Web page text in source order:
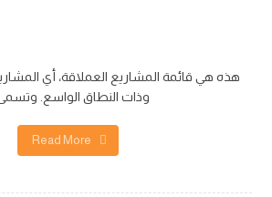
هذه هي قائمة المشاريع العملاقة، أي
وذات النطاق الواسع. وتسمى
Read More